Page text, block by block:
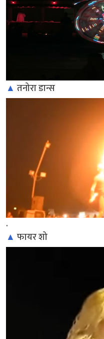
▲ तनोरा डान्स
.
▲ फायर शो